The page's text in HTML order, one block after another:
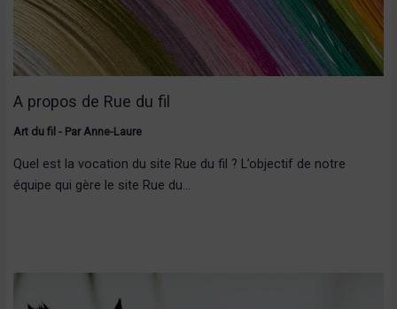
A propos de Rue du fil
Art du fil - Par Anne-Laure
Quel est la vocation du site Rue du fil ? L’objectif de notre
équipe qui gère le site Rue du…